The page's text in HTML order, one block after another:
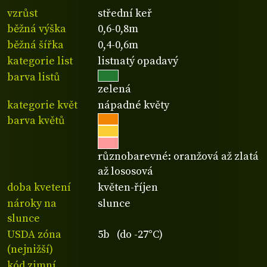
vzrůst
střední keř
běžná výška
0,6-0,8m
běžná šířka
0,4-0,6m
kategorie list
listnatý opadavý
barva listů
zelená
kategorie květ
nápadné květy
barva květů
různobarevné: oranžová až zlatá
až lososová
doba kvetení
květen-říjen
nároky na
slunce
slunce
USDA zóna
(nejnižší)
5b (do -27°C)